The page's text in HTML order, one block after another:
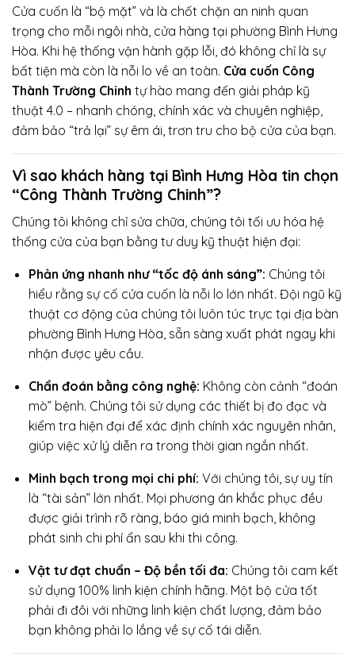
Cửa cuốn là “bộ mặt” và là chốt chặn an ninh quan
trọng cho mỗi ngôi nhà, cửa hàng tại phường Bình Hưng
Hòa. Khi hệ thống vận hành gặp lỗi, đó không chỉ là sự
bất tiện mà còn là nỗi lo về an toàn. Cửa cuốn Công
Thành Trường Chinh tự hào mang đến giải pháp kỹ
thuật 4.0 – nhanh chóng, chính xác và chuyên nghiệp,
đảm bảo “trả lại” sự êm ái, trơn tru cho bộ cửa của bạn.
Vì sao khách hàng tại Bình Hưng Hòa tin chọn
“Công Thành Trường Chinh”?
Chúng tôi không chỉ sửa chữa, chúng tôi tối ưu hóa hệ
thống cửa của bạn bằng tư duy kỹ thuật hiện đại:
Phản ứng nhanh như “tốc độ ánh sáng”: Chúng tôi
hiểu rằng sự cố cửa cuốn là nỗi lo lớn nhất. Đội ngũ kỹ
thuật cơ động của chúng tôi luôn túc trực tại địa bàn
phường Bình Hưng Hòa, sẵn sàng xuất phát ngay khi
nhận được yêu cầu.
Chẩn đoán bằng công nghệ: Không còn cảnh “đoán
mò” bệnh. Chúng tôi sử dụng các thiết bị đo đạc và
kiểm tra hiện đại để xác định chính xác nguyên nhân,
giúp việc xử lý diễn ra trong thời gian ngắn nhất.
Minh bạch trong mọi chi phí: Với chúng tôi, sự uy tín
là “tài sản” lớn nhất. Mọi phương án khắc phục đều
được giải trình rõ ràng, báo giá minh bạch, không
phát sinh chi phí ẩn sau khi thi công.
Vật tư đạt chuẩn – Độ bền tối đa: Chúng tôi cam kết
sử dụng 100% linh kiện chính hãng. Một bộ cửa tốt
phải đi đôi với những linh kiện chất lượng, đảm bảo
bạn không phải lo lắng về sự cố tái diễn.